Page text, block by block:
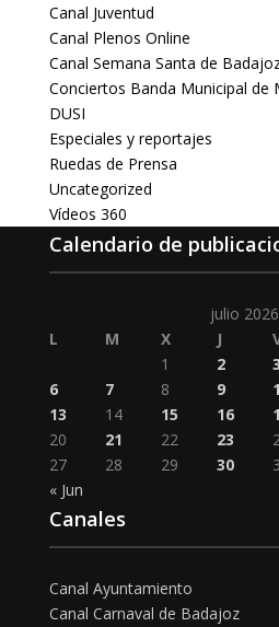
Canal Juventud
Canal Plenos Online
Canal Semana Santa de
Conciertos Banda Municipal de
DUSI
Especiales y reportajes
Ruedas de Prensa
Uncategorized
Vídeos 360
Calendario de
julio 2026
L
M X J
1
2 3
6
7 8 9
13
14 15 16
20
21 22 23
27
28 29 30
« Jun
Canales
Canal Ayuntamiento
Canal Carnaval de Badajoz